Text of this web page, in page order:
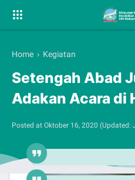
Home › Kegiatan
Setengah Abad
Adakan Acara di
Posted at Oktober 16, 2020 (Updated: